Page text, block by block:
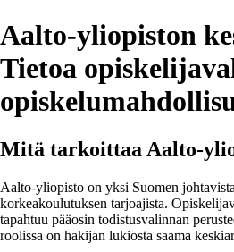
Aalto-yliopiston
Tietoa
Mitä tarkoittaa Aalto-
Aalto-yliopisto on yksi Suomen
korkeakoulutuksen tarjoajista.
tapahtuu pääosin todistusvalinnan
roolissa on hakijan lukiosta saama